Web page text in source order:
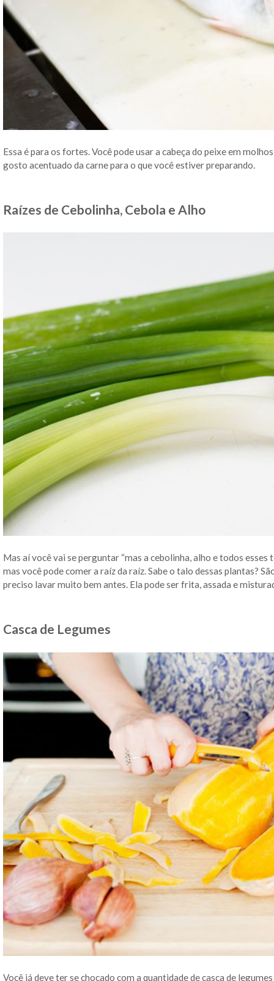
Essa é para os fortes. Você pode usar a cabeça do peixe em
gosto acentuado da carne para o que você estiver preparando.
Raízes de Cebolinha, Cebola e Alho
Mas aí você vai se perguntar “mas a cebolinha, alho e todos
mas você pode comer a raíz da raíz. Sabe o talo dessas plantas?
preciso lavar muito bem antes. Ela pode ser frita, assada e
Casca de Legumes
Você já deve ter se chocado com a quantidade de casca de